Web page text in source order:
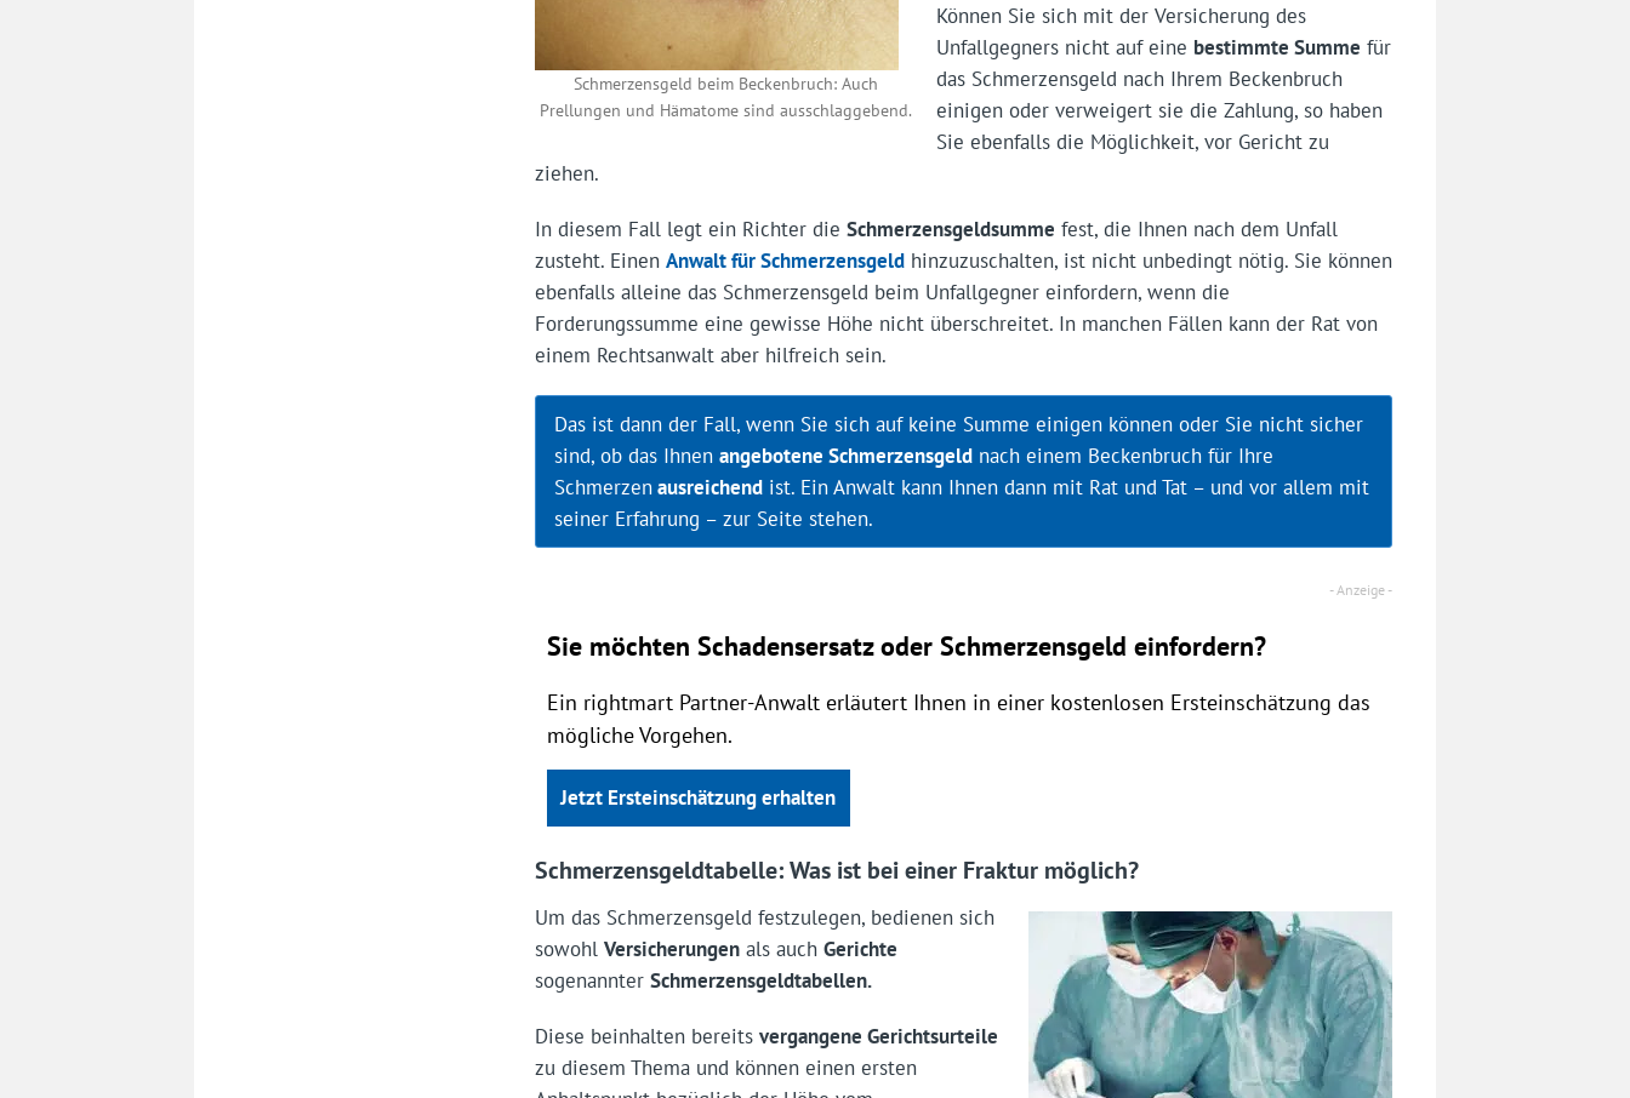
Schmerzensgeld beim Beckenbruch: Auch
Prellungen und Hämatome sind ausschlaggebend.
Können Sie sich mit der Versicherung des
Unfallgegners nicht auf eine bestimmte Summe für
das Schmerzensgeld nach Ihrem Beckenbruch
einigen oder verweigert sie die Zahlung, so haben
Sie ebenfalls die Möglichkeit, vor Gericht zu
ziehen.
In diesem Fall legt ein Richter die Schmerzensgeldsumme fest, die Ihnen nach dem Unfall
zusteht. Einen Anwalt für Schmerzensgeldhinzuzuschalten, ist nicht unbedingt nötig. Sie können
ebenfalls alleine das Schmerzensgeld beim Unfallgegner einfordern, wenn die
Forderungssumme eine gewisse Höhe nicht überschreitet. In manchen Fällen kann der Rat von
einem Rechtsanwalt aber hilfreich sein.
Das ist dann der Fall, wenn Sie sich auf keine Summe einigen können oder Sie nicht sicher
sind, ob das Ihnen angebotene Schmerzensgeldnach einem Beckenbruch für Ihre
Schmerzenausreichendist. Ein Anwalt kann Ihnen dann mit Rat und Tat – und vor allem mit
seiner Erfahrung – zur Seite stehen.
Sie möchten Schadensersatz oder Schmerzensgeld einfordern?
Ein rightmart Partner-Anwalt erläutert Ihnen in einer kostenlosen Ersteinschätzung das
mögliche Vorgehen.
Jetzt Ersteinschätzung erhalten
Schmerzensgeldtabelle: Was ist bei einer Fraktur möglich?
Um das Schmerzensgeld festzulegen, bedienen sich
sowohl Versicherungenals auch Gerichte
sogenannter Schmerzens­geldtabellen.
Diese beinhalten bereits vergangene Gerichtsurteile
zu diesem Thema und können einen ersten